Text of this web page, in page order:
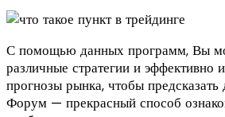
С помощью данных программ, Вы
различные стратегии и эффективно
прогнозы рынка, чтобы
Форум — прекрасный способ